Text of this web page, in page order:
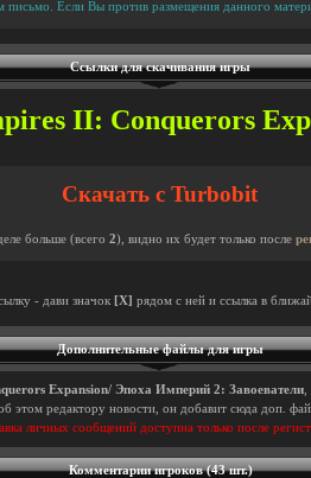
письмо. Если Вы против размещения данного
Ссылки для скачивания игры
II: Conquerors
Скачать с Turbobit
больше (всего 2), видно их будет только после
- дави значок [X] рядом с ней и ссылка в
Дополнительные файлы для игры
Expansion/ Эпоха Империй 2: Завоеватели
этом редактору новости, он добавит сюда доп.
личных сообщений доступна только после
Комментарии игроков (43 шт.)